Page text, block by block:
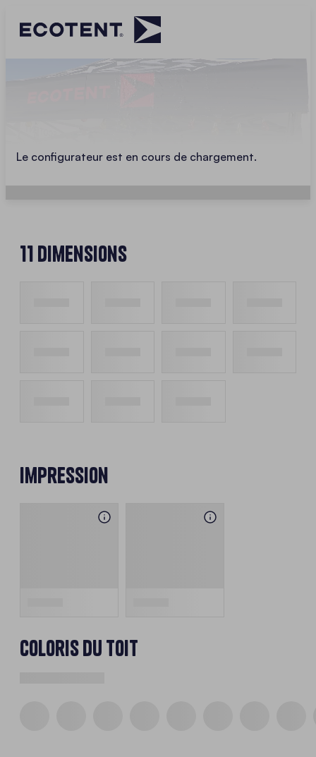
Le configurateur est en cours de chargement.
11 Dimensions
Impression
Coloris du toit